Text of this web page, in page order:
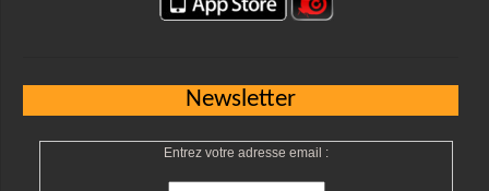
Newsletter
Entrez votre adresse email :